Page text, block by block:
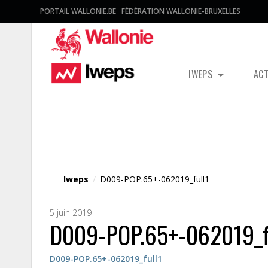
PORTAIL WALLONIE.BE FÉDÉRATION WALLONIE-BRUXELLES
IWEPS
Iweps / D009-POP.65+-062019_full1
5 juin 2019
D009-POP.65+-
D009-POP.65+-062019_full1